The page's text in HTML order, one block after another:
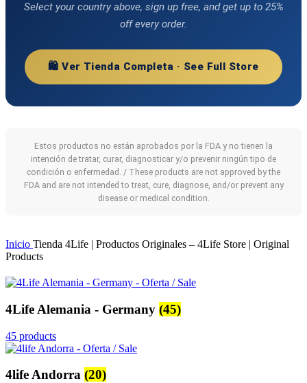
Select your country above, sign up free, and get up to 25%
off every order.
🛍️ Ver Tienda Completa · See Full Store
Estos productos no están aprobados por la FDA y no tienen la
intención de tratar, curar, diagnosticar y/o prevenir ningún tipo de
condición o enfermedad. / These products are not approved by the
FDA and are not intended to treat, cure, diagnose, and/or prevent any
disease or medical condition.
Inicio Tienda 4Life | Productos Originales – 4Life Store | Original
Products
4Life Alemania - Germany (45)
45 products
4life Andorra (20)